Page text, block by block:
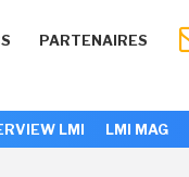
PARTENAIRES
LMI LMI MAG